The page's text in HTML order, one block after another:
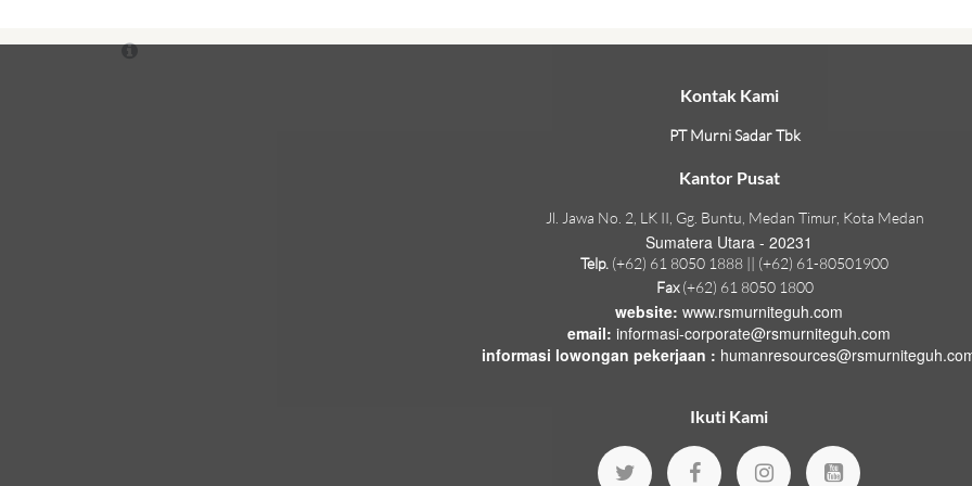
Kontak Kami
PT Murni Sadar Tbk
Kantor Pusat
Jl. Jawa No. 2, LK II, Gg. Buntu, Medan Timur, Kota Medan
Sumatera Utara - 20231
Telp. (+62) 61 8050 1888 || (+62) 61-80501900
Fax(+62) 61 8050 1800
website: www.rsmurniteguh.com
email: informasi-corporate@rsmurniteguh.com
informasi lowongan pekerjaan :
Ikuti Kami